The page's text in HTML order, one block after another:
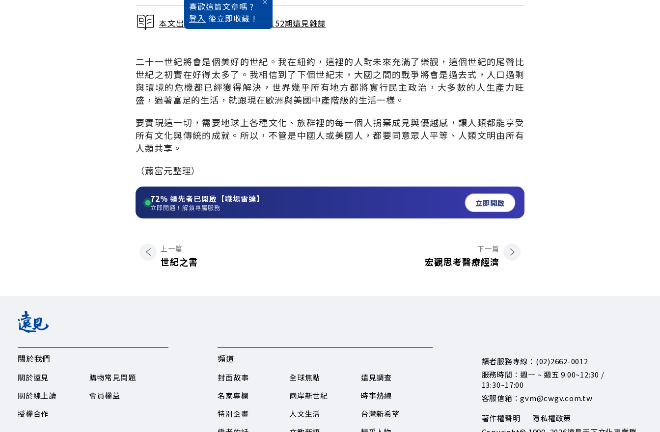
喜歡這篇文章嗎 ?
登入 後立即收藏 !
本文出自 1999 / 2月號雜誌 第152期遠見雜誌
二十一世紀將會是個美好的世紀。我在紐約，這裡的人對未來充滿了樂觀，這個世紀的尾聲比
世紀之初實在好得太多了。我相信到了下個世紀末，大國之間的戰爭將會是過去式，人口過剩
與環境的危機都已經獲得解決，世界幾乎所有地方都將實行民主政治，大多數的人生產力旺
盛，過著富足的生活，就跟現在歐洲與美國中產階級的生活一樣。
要實現這一切，需要地球上各種文化、族群裡的每一個人捐棄成見與優越感，讓人類都能享受
所有文化與傳統的成就。所以，不管是中國人或美國人，都要同意眾人平等、人類文明由所有
人類共享。
（蕭富元整理）
72% 領先者已開啟【職場雷達】
立即開通！解鎖專屬服務 立即開啟
上一篇
世紀之書
下一篇
宏觀思考醫療經濟
關於我們
關於遠見
關於線上讀
授權合作
購物常見問題
會員權益
頻道
封面故事
名家專欄
特別企畫
全球焦點
兩岸新世紀
人文生活
遠見調查
時事熱線
台灣新希望
讀者服務專線：(02)2662-0012
服務時間：週一 ~ 週五 9:00~12:30 /
13:30~17:00
客服信箱：gvm@cwgv.com.tw
著作權聲明
隱私權政策